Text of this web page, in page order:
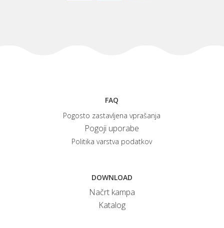
FAQ
Pogosto zastavljena vprašanja
Pogoji uporabe
Politika varstva podatkov
DOWNLOAD
Načrt kampa
Katalog